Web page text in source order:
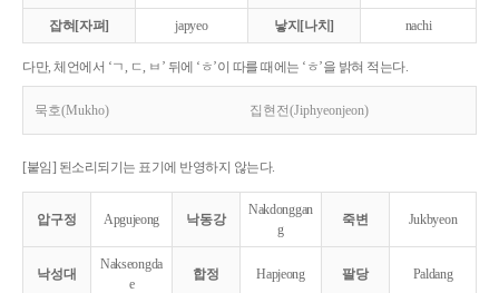
잡혀[자펴] japyeo 낳지[나치] nachi
다만, 체언에서 ‘ㄱ, ㄷ, ㅂ’ 뒤에 ‘ㅎ’이 따를 때에는 ‘ㅎ’을 밝혀 적는다.
묵호(Mukho) 집현전(Jiphyeonjeon)
[붙임] 된소리되기는 표기에 반영하지 않는다.
압구정 Apgujeong 낙동강
Nakdonggan
g
죽변 Jukbyeon
낙성대
Nakseongda
e
합정 Hapjeong 팔당 Paldang